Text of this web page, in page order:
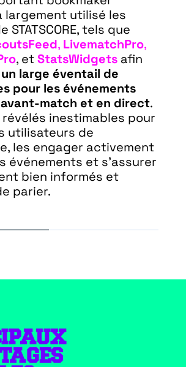
largement utilisé les
STATSCORE, tels que
, LivematchPro,
, etStatsWidgetsafin
large éventail de
pour les événements
match et en direct.
inestimables pour
utilisateurs de
les engager activement
événements et s’assurer
bien informés et
parier.